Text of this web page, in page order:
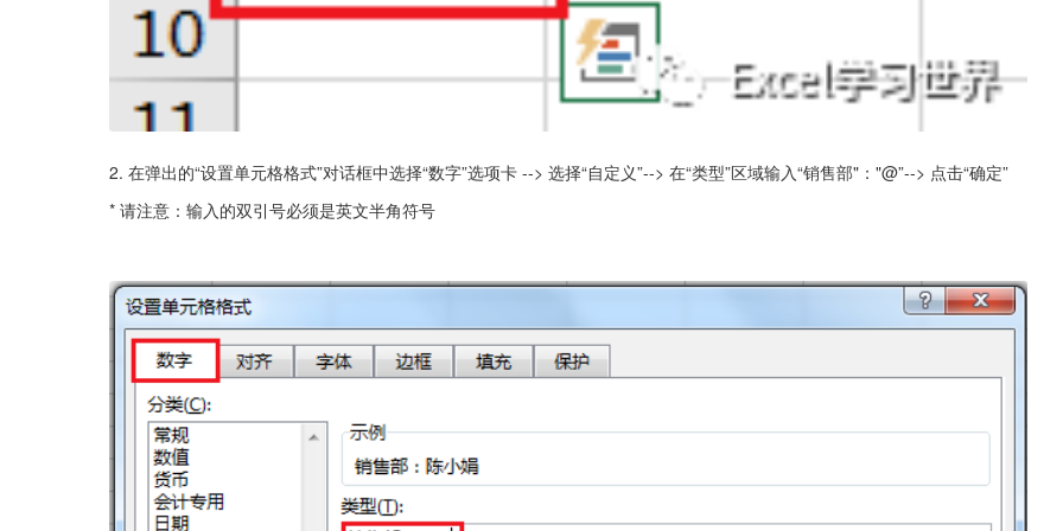
2. 在弹出的“设置单元格格式”对话框中选择“数字”选项卡 --> 选择“自定义”--> 在“类型”区域输入“销售部"："@”--> 点击“确定”
* 请注意：输入的双引号必须是英文半角符号